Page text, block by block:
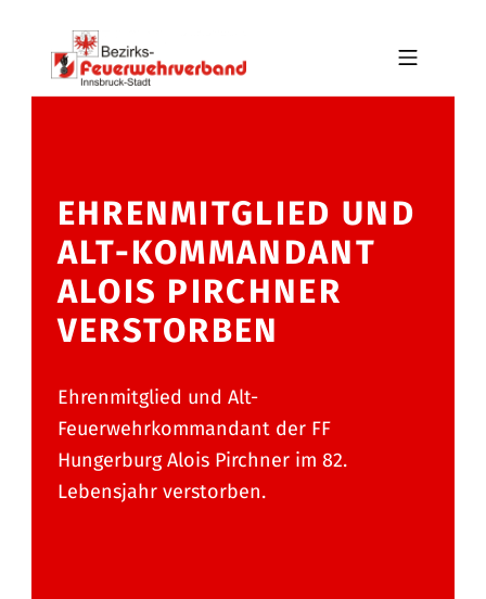
Skip to main navigation
Skip to main content
Skip to footer
BFV INNSBRUCK-STADT
EHRENMITGLIED UND
ALT-KOMMANDANT
ALOIS PIRCHNER
VERSTORBEN
Ehrenmitglied und Alt-
Feuerwehrkommandant der FF
Hungerburg Alois Pirchner im 82.
Lebensjahr verstorben.